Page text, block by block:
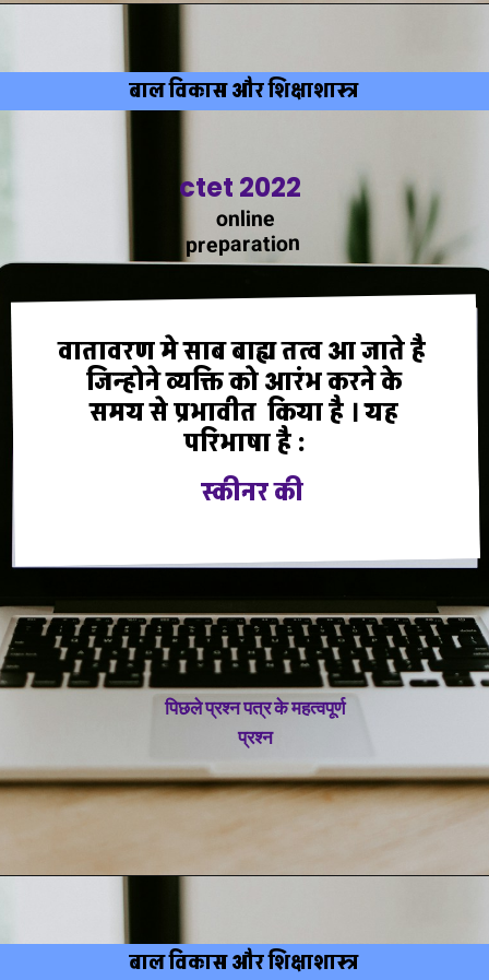
ctet 2022
online
preparation
पिछले प्रश्न पत्र के महत्वपूर्ण
प्रश्न
वातावरण मे साब बाह्य तत्व आ जाते है
जिन्होने व्यक्ति को आरंभ करने के
समय से प्रभावीत किया है । यह
परिभाषा है :
स्कीनर की
बाल विकास और शिक्षाशास्त्र
बाल विकास और शिक्षाशास्त्र